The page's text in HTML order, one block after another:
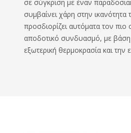
σε σύγκριση με έναν
συμβαίνει χάρη στην
προσδιορίζει αυτόματα τον πιο
αποδοτικό συνδυασμό, με βάση
εξωτερική θερμοκρασία και